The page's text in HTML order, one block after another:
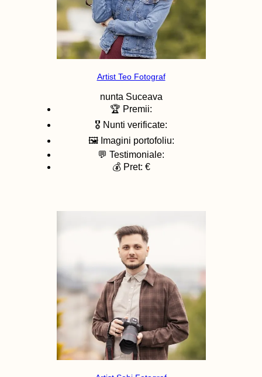
Artist Teo Fotograf
nunta Suceava
🏆 Premii:
🎖️ Nunti verificate:
🖼️ Imagini portofoliu:
💬 Testimoniale:
💰 Pret: €